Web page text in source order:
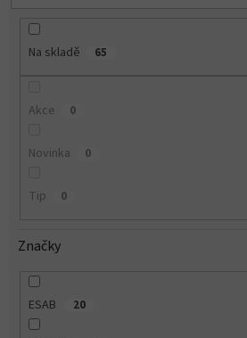
Na skladě 65
Akce 0
Novinka 0
Tip 0
Značky
ESAB 20